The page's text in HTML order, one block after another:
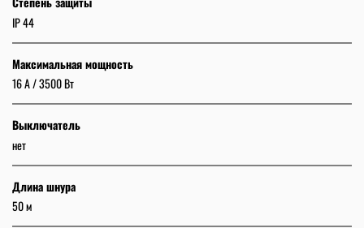
IP 44
Максимальная мощность
16 A / 3500 Вт
Выключатель
нет
Длина шнура
50 м